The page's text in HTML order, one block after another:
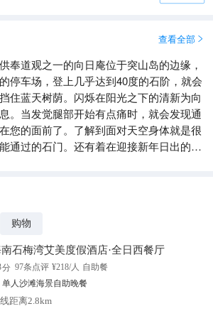
查看全部 
奉道观之一的向日庵位于突山岛的边缘，
停车场，登上几乎达到40度的石阶，就会
住蓝天树荫。闪烁在阳光之下的清新为向
。当发觉腿部开始有点痛时，就会发现通
您的面前了。了解到面对天空身体就是很
通过的石门。还有着在迎接新年日出的道
购物
石梅湾艾美度假酒店·全日西餐厅
分 97条点评 ¥218/人 自助餐
单人沙滩海景自助晚餐
距离2.8km